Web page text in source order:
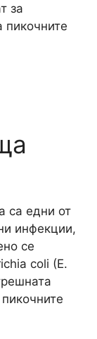
за
пикочните
са едни от
инфекции,
се
coli (E.